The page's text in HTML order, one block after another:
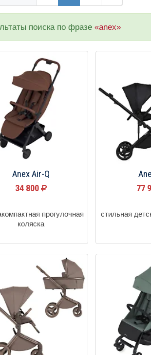
поиска по фразе «anex»
Anex Air-Q
34 800
прогулочная
коляска
77
стильная